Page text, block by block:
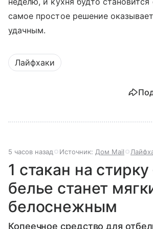
самое простое решение
удачным.
Лайфхаки
5 часов назад Источник: Дом Mail
1 стакан на
белье станет
белоснежным
Копеечное средство для